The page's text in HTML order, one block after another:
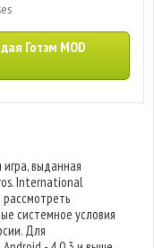
Готэм MOD
выданная
International
системное условия
Для